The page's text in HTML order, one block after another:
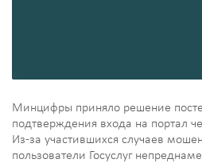
Минцифры приняло решение
подтверждения входа на портал
Из‑за участившихся случаев
пользователи Госуслуг